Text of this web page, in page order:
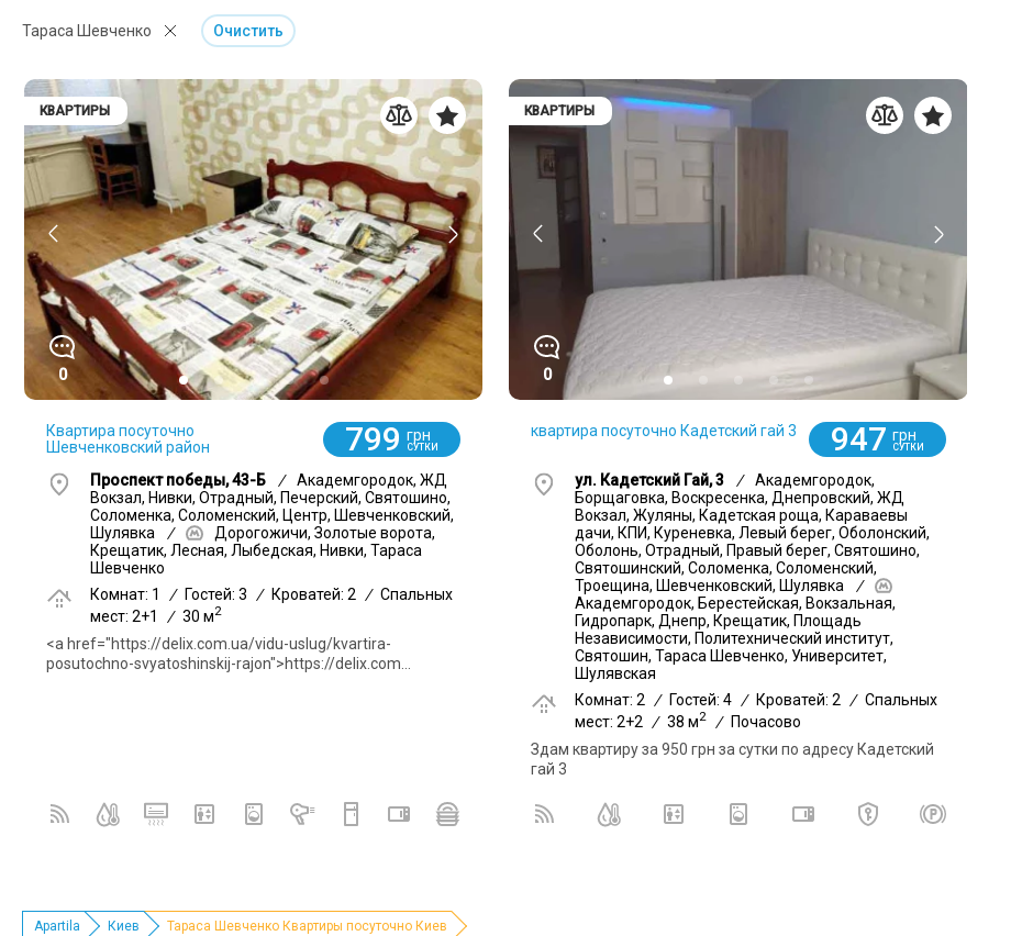
Тараса Шевченко Очистить
КВАРТИРЫ
0
Квартира посуточно
Шевченковский район
799 грн
СУТКИ
Проспект победы, 43-Б /
Академгородок, ЖД
Вокзал, Нивки, Отрадный, Печерский, Святошино,
Соломенка, Соломенский, Центр, Шевченковский,
Шулявка
/
Дорогожичи, Золотые ворота,
Крещатик, Лесная, Лыбедская, Нивки, Тараса
Шевченко
Комнат: 1
/ Гостей: 3 / Кроватей: 2 / Спальных
мест: 2+1
/ 30 м2
<a href="https://delix.com.ua/vidu-uslug/kvartira-
posutochno-svyatoshinskij-rajon">https://delix.com...
КВАРТИРЫ
0
квартира посуточно Кадетский гай 3 947 грн
СУТКИ
ул. Кадетский Гай, 3 /
Академгородок,
Борщаговка, Воскресенка, Днепровский, ЖД
Вокзал, Жуляны, Кадетская роща, Караваевы
дачи, КПИ, Куреневка, Левый берег, Оболонский,
Оболонь, Отрадный, Правый берег, Святошино,
Святошинский, Соломенка, Соломенский,
Троещина, Шевченковский, Шулявка
/
Академгородок, Берестейская, Вокзальная,
Гидропарк, Днепр, Крещатик, Площадь
Независимости, Политехнический институт,
Святошин, Тараса Шевченко, Университет,
Шулявская
Комнат: 2
/ Гостей: 4 / Кроватей: 2 / Спальных
мест: 2+2
/ 38 м2 /
Почасово
Здам квартиру за 950 грн за сутки по адресу Кадетский
гай 3
Apartila Киев Тараса Шевченко Квартиры посуточно Киев